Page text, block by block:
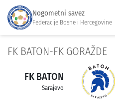
Nogometni savez
Federacije Bosne i Hercegovine
FK BATON-FK GORAŽDE
FK BATON
Sarajevo